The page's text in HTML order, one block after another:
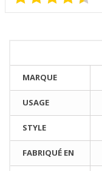
MARQUE
USAGE
STYLE
FABRIQUÉ EN